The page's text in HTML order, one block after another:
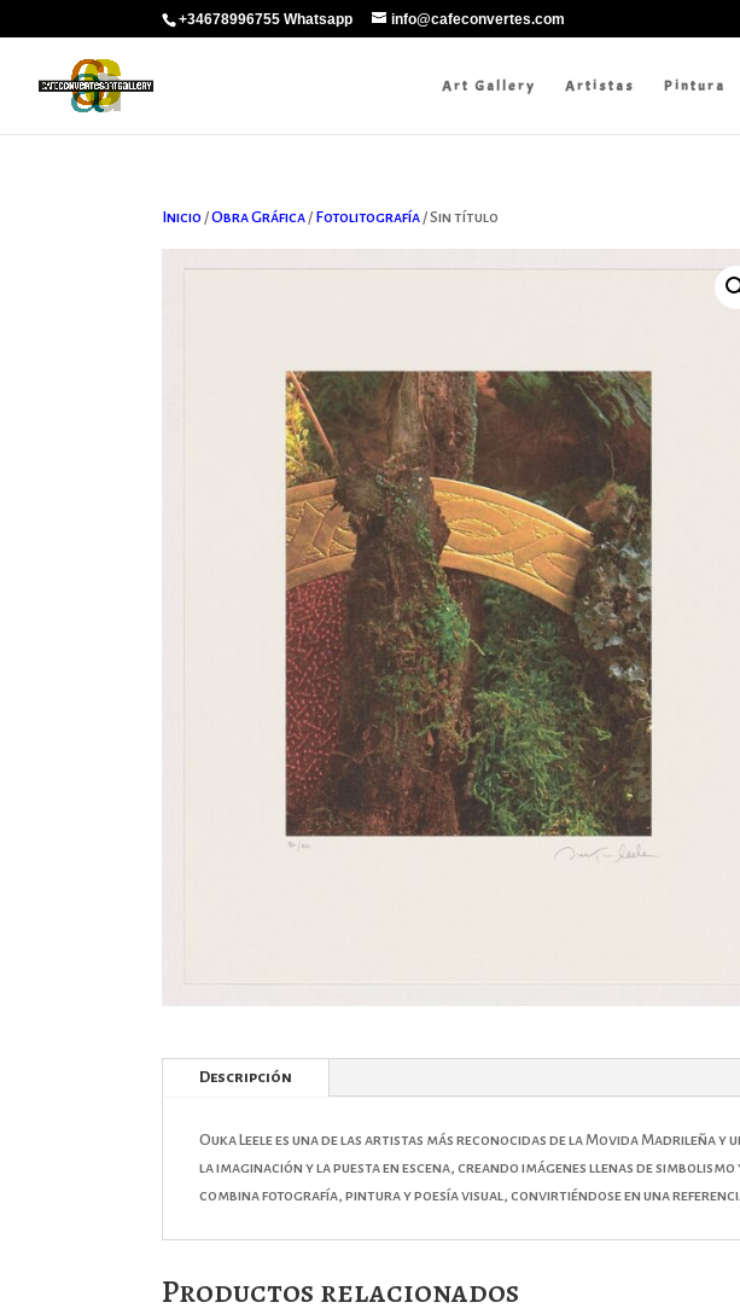
+34678996755 Whatsapp info@cafeconvertes.com
Art Gallery Artistas Pintura
Inicio /Obra Gráfica/ Fotolitografía/ Sin título
Descripción
Ouka Leelees una de las artistas más reconocidas de la Movida Madrileña
la imaginación y la puesta en escena, creando imágenes llenas de
combina fotografía, pintura y poesía visual, convirtiéndose en una
Productos relacionados